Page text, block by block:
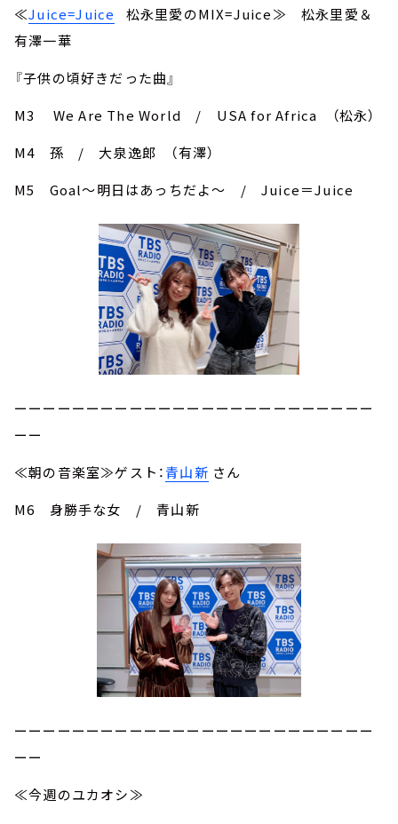
≪Juice=Juice
松永里愛のMIX=Juice≫ 松永里愛＆
有澤一華
『子供の頃好きだった曲』
M3 We Are The World / USA for Africa （松永）
M4 孫 / 大泉逸郎 （有澤）
M5 Goal～明日はあっちだよ～ / Juice＝Juice
ーーーーーーーーーーーーーーーーーーーーーーーーー
ーー
≪朝の音楽室≫ゲスト：青山新 さん
M6 身勝手な女 / 青山新
ーーーーーーーーーーーーーーーーーーーーーーーーー
ーー
≪今週のユカオシ≫